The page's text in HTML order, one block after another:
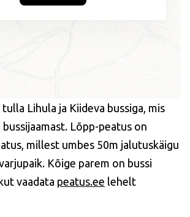
Lihula ja Kiideva bussiga, mis
Lõpp-peatus on
millest umbes 50m jalutuskäigu
Kõige parem on bussi
vaadata peatus.ee lehelt